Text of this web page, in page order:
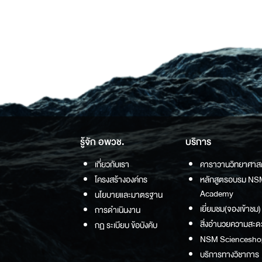
รู้จัก อพวช.
เกี่ยวกับเรา
โครงสร้างองค์กร
นโยบายและมาตรฐาน
การดำเนินงาน
กฏ ระเบียบ ข้อบังคับ
บริการ
คาราวานวิทยาศา
หลักสูตรอบรม
Academy
เยี่ยมชม(จองเข้าชม)
สิ่งอำนวยความสะ
NSM
บริการทางวิชาการ